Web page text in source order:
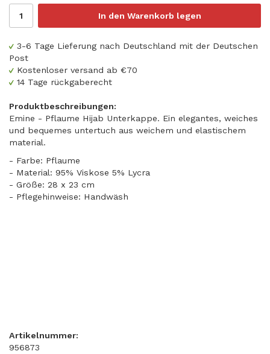
In den Warenkorb legen
3-6 Tage Lieferung nach Deutschland mit der Deutschen
Post
Kostenloser versand ab €70
14 Tage rückgaberecht
Produktbeschreibungen:
Emine - Pflaume Hijab Unterkappe. Ein elegantes, weiches
und bequemes untertuch aus weichem und elastischem
material.
- Farbe: Pflaume
- Material: 95% Viskose 5% Lycra
- Größe: 28 x 23 cm
- Pflegehinweise: Handwäsh
Artikelnummer:
956873